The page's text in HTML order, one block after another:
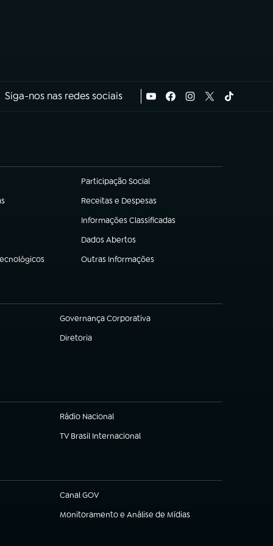
Siga-nos nas redes sociais
Participação Social
(abre em nova aba)
Receitas e Despesas
(abre em nova aba)
Informações Classificadas
(abre em nova aba)
Dados Abertos
(abre em nova aba)
Outras Informações
(abre em nova aba)
Governança Corporativa
(abre em nova aba)
Diretoria
(abre em nova aba)
Rádio Nacional
(abre em nova aba)
TV Brasil Internacional
(abre em nova aba)
Canal GOV
(abre em nova aba)
Monitoramento e Análise de Mídias
(abre em nova aba)